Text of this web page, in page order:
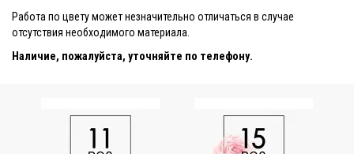
Работа по цвету может незначительно отличаться в случае
отсутствия необходимого материала.
Наличие, пожалуйста, уточняйте по телефону.